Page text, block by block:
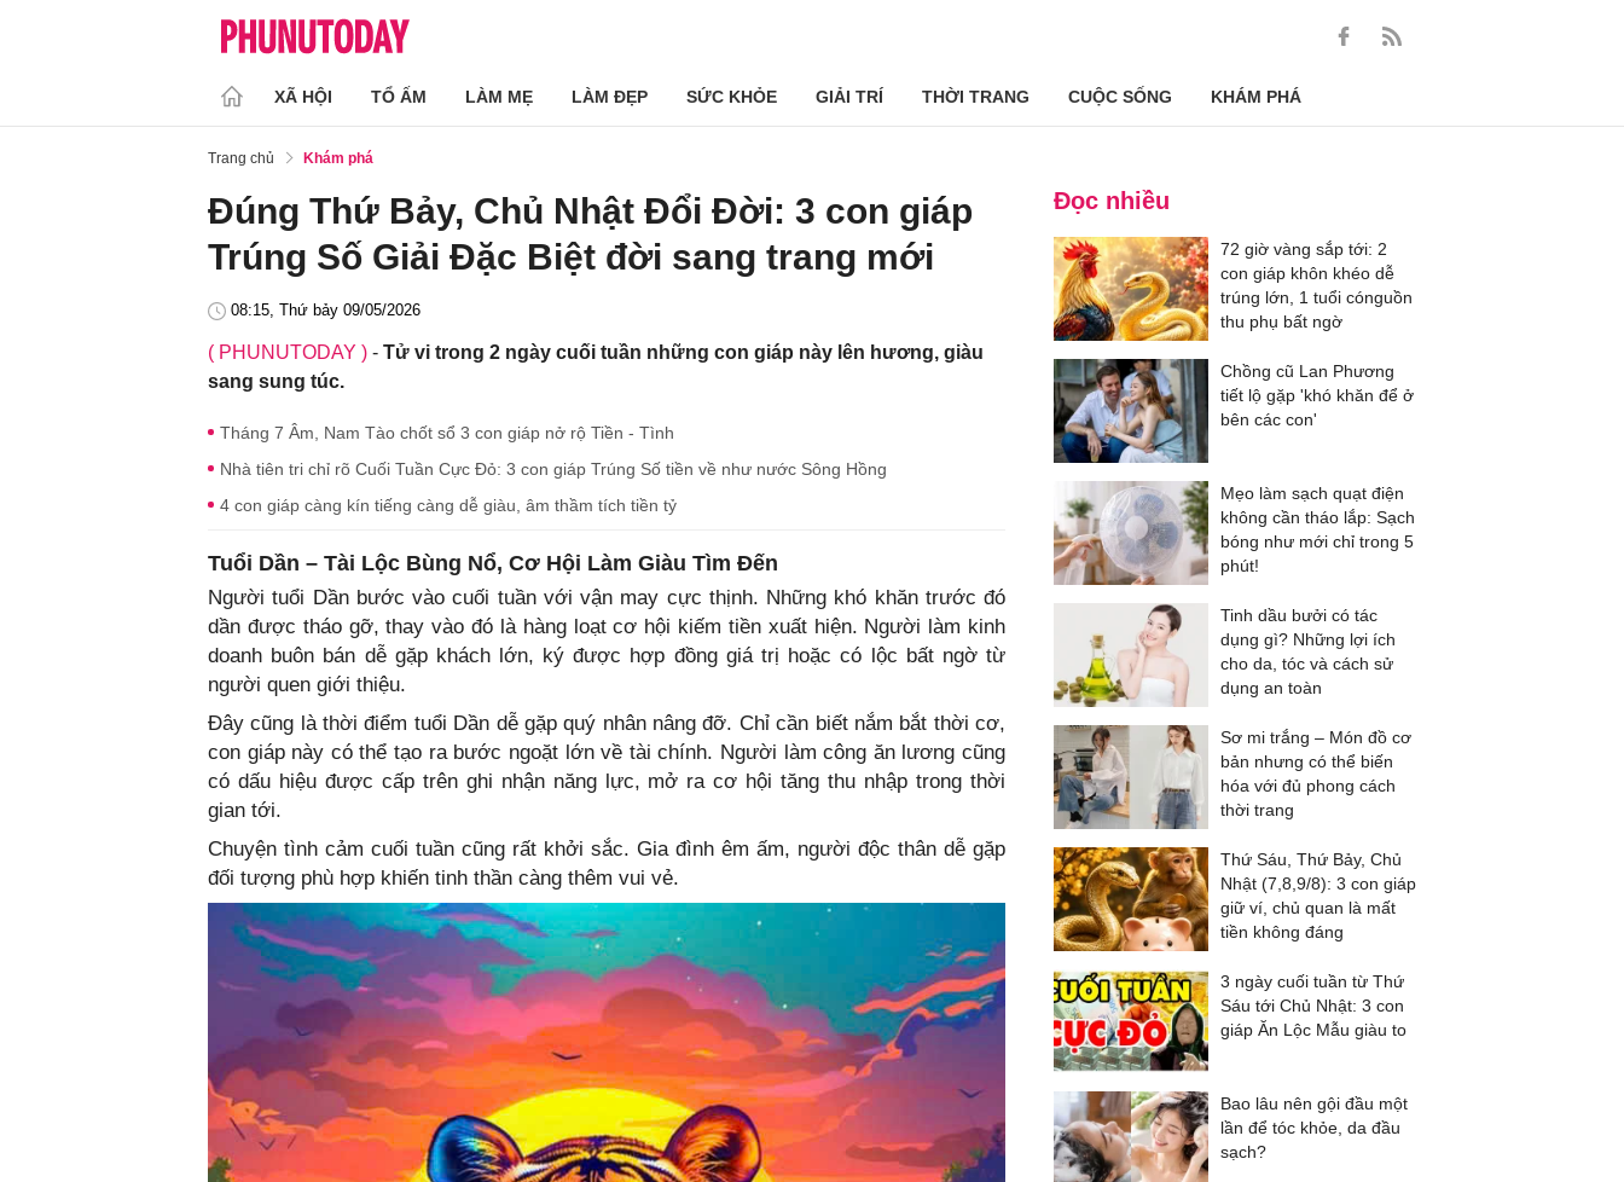
XÃ HỘI TỔ ẤM LÀM MẸ LÀM ĐẸP SỨC KHỎE GIẢI TRÍ THỜI TRANG CUỘC SỐNG KHÁM PHÁ
Trang chủ Khám phá
Đúng Thứ Bảy, Chủ Nhật Đổi Đời: 3 con giáp
Trúng Số Giải Đặc Biệt đời sang trang mới
08:15, Thứ bảy 09/05/2026
( PHUNUTODAY ) - Tử vi trong 2 ngày cuối tuần những con giáp này lên hương, giàu
sang sung túc.
Tháng 7 Âm, Nam Tào chốt sổ 3 con giáp nở rộ Tiền - Tình
Nhà tiên tri chỉ rõ Cuối Tuần Cực Đỏ: 3 con giáp Trúng Số tiền về như nước Sông Hồng
4 con giáp càng kín tiếng càng dễ giàu, âm thầm tích tiền tỷ
Tuổi Dần – Tài Lộc Bùng Nổ, Cơ Hội Làm Giàu Tìm Đến
Người tuổi Dần bước vào cuối tuần với vận may cực thịnh. Những khó khăn trước đó
dần được tháo gỡ, thay vào đó là hàng loạt cơ hội kiếm tiền xuất hiện. Người làm kinh
doanh buôn bán dễ gặp khách lớn, ký được hợp đồng giá trị hoặc có lộc bất ngờ từ
người quen giới thiệu.
Đây cũng là thời điểm tuổi Dần dễ gặp quý nhân nâng đỡ. Chỉ cần biết nắm bắt thời cơ,
con giáp này có thể tạo ra bước ngoặt lớn về tài chính. Người làm công ăn lương cũng
có dấu hiệu được cấp trên ghi nhận năng lực, mở ra cơ hội tăng thu nhập trong thời
gian tới.
Chuyện tình cảm cuối tuần cũng rất khởi sắc. Gia đình êm ấm, người độc thân dễ gặp
đối tượng phù hợp khiến tinh thần càng thêm vui vẻ.
Đọc nhiều
72 giờ vàng sắp tới: 2
con giáp khôn khéo dễ
trúng lớn, 1 tuổi cónguồn
thu phụ bất ngờ
Chồng cũ Lan Phương
tiết lộ gặp 'khó khăn để ở
bên các con'
Mẹo làm sạch quạt điện
không cần tháo lắp: Sạch
bóng như mới chỉ trong 5
phút!
Tinh dầu bưởi có tác
dụng gì? Những lợi ích
cho da, tóc và cách sử
dụng an toàn
Sơ mi trắng – Món đồ cơ
bản nhưng có thể biến
hóa với đủ phong cách
thời trang
Thứ Sáu, Thứ Bảy, Chủ
Nhật (7,8,9/8): 3 con giáp
giữ ví, chủ quan là mất
tiền không đáng
3 ngày cuối tuần từ Thứ
Sáu tới Chủ Nhật: 3 con
giáp Ăn Lộc Mẫu giàu to
Bao lâu nên gội đầu một
lần để tóc khỏe, da đầu
sạch?